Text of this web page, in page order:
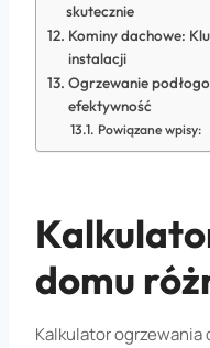
skutecznie
Kominy dachowe:
instalacji
Ogrzewanie
efektywność
Powiązane wpisy:
domu
Kalkulator